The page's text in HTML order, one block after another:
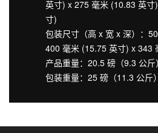
英寸) x 275 毫米 (10.83 英
寸)
包装尺寸（高 x 宽 x 深）：
400 毫米 (15.75 英寸) x 343
产品重量：20.5 磅（9.3 公斤）
包装重量：25 磅（11.3 公斤）